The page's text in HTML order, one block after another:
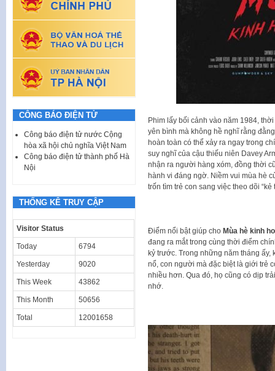
Phim lấy bối cảnh vào năm 1984,
yên bình mà không hề nghĩ rằng
hoàn toàn có thể xảy ra ngay trong
suy nghĩ của cậu thiếu niên Davey
nhận ra người hàng xóm, đồng thời
hành vi đáng ngờ. Niềm vui mùa hè
trốn tìm trẻ con sang việc theo dõi
Điểm nổi bật giúp cho Mùa hè kinh
đang ra mắt trong cùng thời điểm
kỷ trước. Trong những năm tháng
nổ, con người mà đặc biệt là giới trẻ
nhiều hơn. Qua đó, họ cũng có dịp
nhớ.
CÔNG BÁO ĐIỆN TỬ
Công báo điện tử nước Cộng
hòa xã hội chủ nghĩa Việt Nam
Công báo điện tử thành phố Hà
Nội
THỐNG KÊ TRUY CẬP
Visitor Status
Today 6794
Yesterday 9020
This Week 43862
This Month 50656
Total 12001658